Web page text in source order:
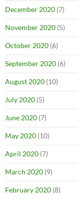
December 2020 (7)
November 2020 (5)
October 2020 (6)
September 2020 (6)
August 2020 (10)
July 2020 (5)
June 2020 (7)
May 2020 (10)
April 2020 (7)
March 2020 (9)
February 2020 (8)